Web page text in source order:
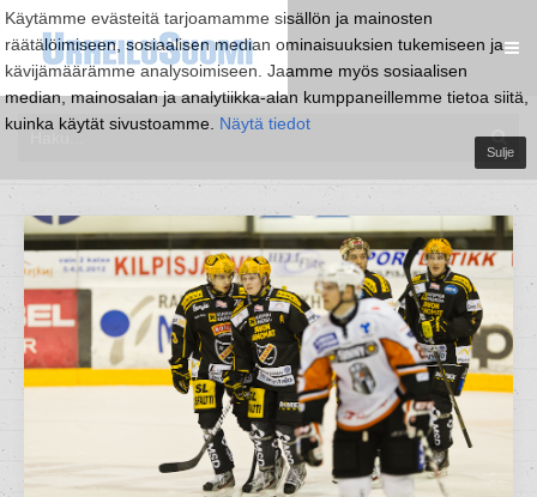
Käytämme evästeitä tarjoamamme sisällön ja mainosten
räätälöimiseen, sosiaalisen median ominaisuuksien tukemiseen ja
kävijämäärämme analysoimiseen. Jaamme myös sosiaalisen
median, mainosalan ja analytiikka-alan kumppaneillemme tietoa siitä,
kuinka käytät sivustoamme. Näytä tiedot
Sulje